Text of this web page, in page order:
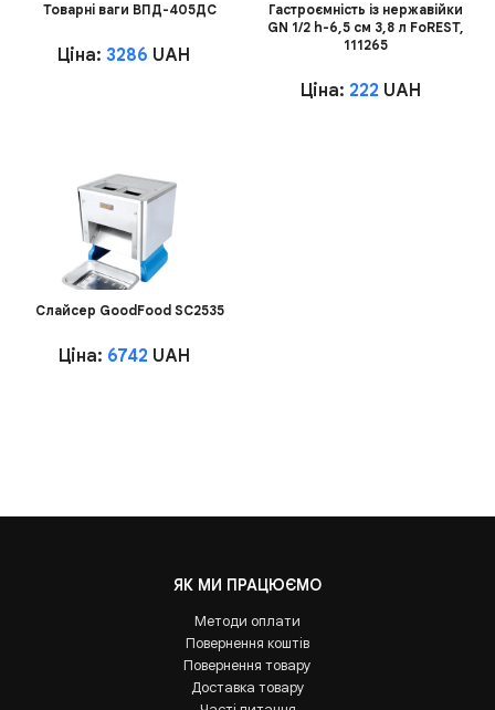
Товарні ваги ВПД-405ДС
Ціна: 3286 UAH
Гастроємність із нержавійки
GN 1/2 h-6,5 см 3,8 л FoREST,
111265
Ціна: 222 UAH
Слайсер GoodFood SC2535
Ціна: 6742 UAH
ЯК МИ ПРАЦЮЄМО
Методи оплати
Повернення коштів
Повернення товару
Доставка товару